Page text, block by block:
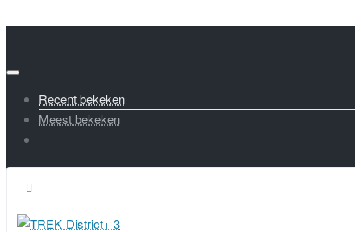
Recent bekeken
Meest bekeken